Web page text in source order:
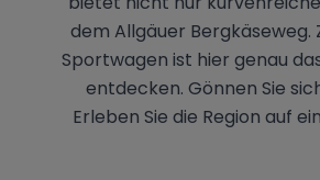
dem Allgäuer Bergkäseweg.
Sportwagen ist hier genau
entdecken. Gönnen Sie
Erleben Sie die Region auf